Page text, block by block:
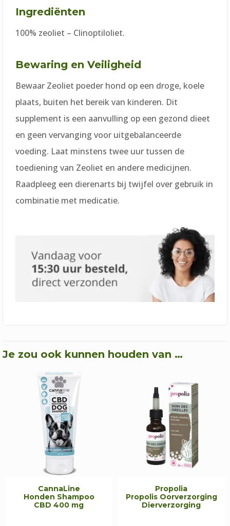
Ingrediënten
100% zeoliet – Clinoptiloliet.
Bewaring en Veiligheid
Bewaar Zeoliet poeder hond op een droge, koele
plaats, buiten het bereik van kinderen. Dit
supplement is een aanvulling op een gezond dieet
en geen vervanging voor uitgebalanceerde
voeding. Laat minstens twee uur tussen de
toediening van Zeoliet en andere medicijnen.
Raadpleeg een dierenarts bij twijfel over gebruik in
combinatie met medicatie.
Je zou ook kunnen houden van …
CannaLine
Honden Shampoo
CBD 400 mg
Propolia
Propolis Oorverzorging
Dierverzorging